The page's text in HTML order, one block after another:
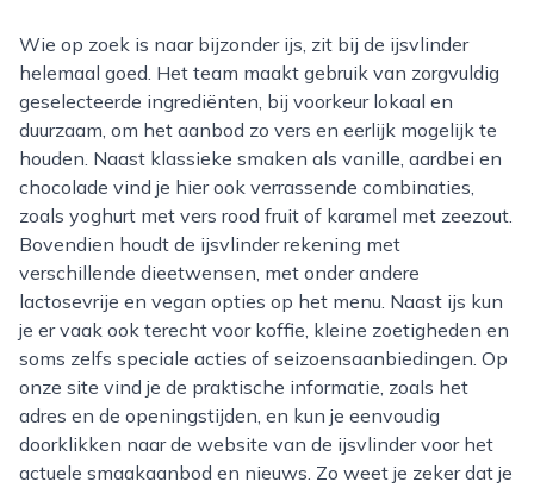
Wie op zoek is naar bijzonder ijs, zit bij de ijsvlinder
helemaal goed. Het team maakt gebruik van zorgvuldig
geselecteerde ingrediënten, bij voorkeur lokaal en
duurzaam, om het aanbod zo vers en eerlijk mogelijk te
houden. Naast klassieke smaken als vanille, aardbei en
chocolade vind je hier ook verrassende combinaties,
zoals yoghurt met vers rood fruit of karamel met zeezout.
Bovendien houdt de ijsvlinder rekening met
verschillende dieetwensen, met onder andere
lactosevrije en vegan opties op het menu. Naast ijs kun
je er vaak ook terecht voor koffie, kleine zoetigheden en
soms zelfs speciale acties of seizoensaanbiedingen. Op
onze site vind je de praktische informatie, zoals het
adres en de openingstijden, en kun je eenvoudig
doorklikken naar de website van de ijsvlinder voor het
actuele smaakaanbod en nieuws. Zo weet je zeker dat je